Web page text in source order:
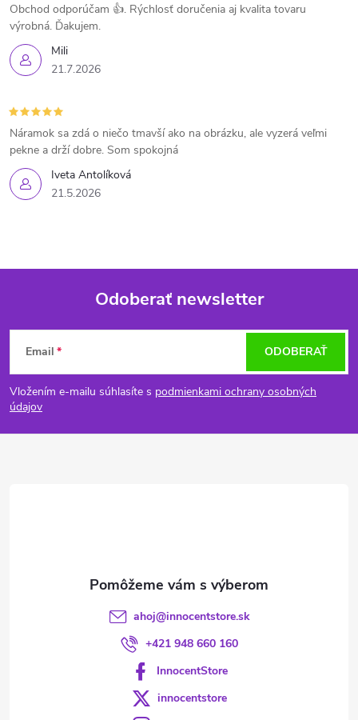
Mili
21.7.2026
Obchod odporúčam 👍. Rýchlosť doručenia aj kvalita tovaru
výrobná. Ďakujem.
Iveta Antolíková
21.5.2026
Náramok sa zdá o niečo tmavší ako na obrázku, ale vyzerá veľmi
pekne a drží dobre. Som spokojná
Z
á
p
Odoberať newsletter
Email
Vložením e-mailu súhlasíte s podmienkami ochrany osobných
údajov
ODOBERAŤ
ahoj@innocentstore.sk
+421 948 660 160
InnocentStore
innocentstore